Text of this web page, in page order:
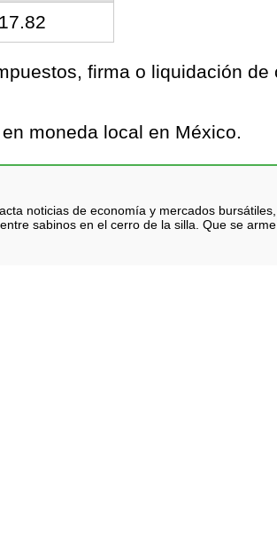
17.82
firma o liquidación de
moneda local en México.
noticias de economía y mercados
sabinos en el cerro de la silla. Que se arme